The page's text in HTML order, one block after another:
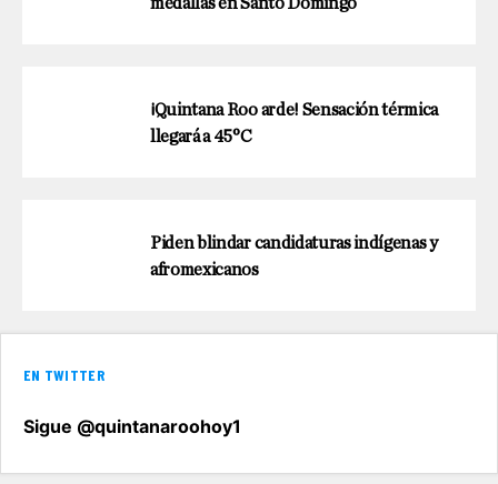
¡Quintana Roo arde! Sensación térmica
llegará a 45°C
Piden blindar candidaturas indígenas y
afromexicanos
EN TWITTER
Sigue @quintanaroohoy1